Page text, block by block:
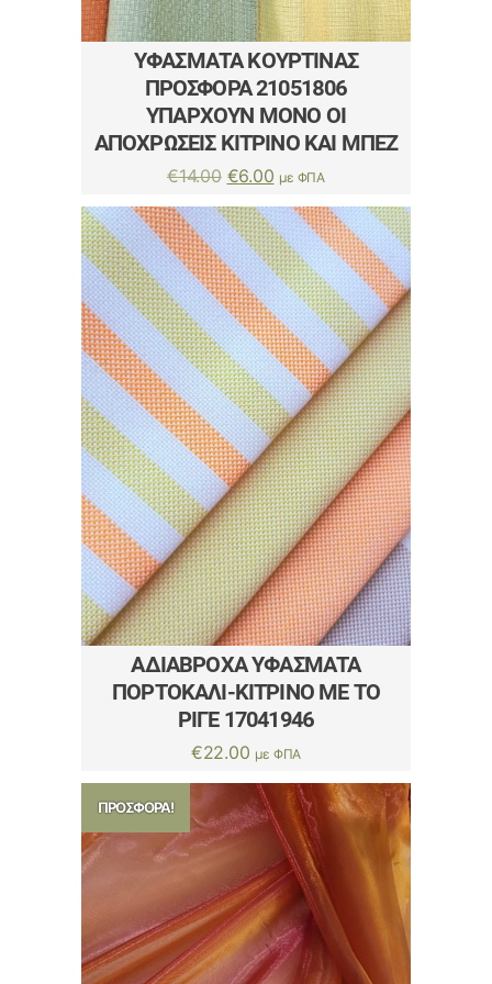
ΥΦΆΣΜΑΤΑ ΚΟΥΡΤΊΝΑΣ
ΠΡΟΣΦΟΡΆ 21051806
ΥΠΑΡΧΟΥΝ ΜΟΝΟ ΟΙ
ΑΠΟΧΡΩΣΕΙΣ ΚΙΤΡΙΝΟ ΚΑΙ ΜΠΕΖ
€14.00 Original
was:
€14.00.
€6.00Η
τιμή
είναι:
€6.00.
με ΦΠΑ
ΑΔΙΆΒΡΟΧΑ ΥΦΆΣΜΑΤΑ
ΠΟΡΤΟΚΑΛΊ-ΚΊΤΡΙΝΟ ΜΕ ΤΟ
ΡΙΓΈ 17041946
€22.00 με ΦΠΑ
ΠΡΟΣΦΟΡΆ!